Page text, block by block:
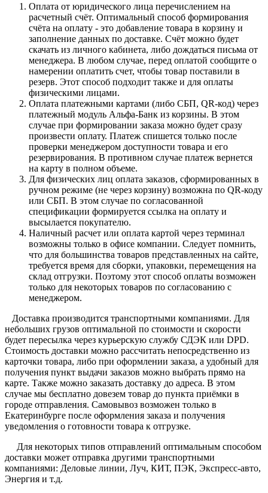
Оплата от юридического лица перечислением на
расчетный счёт. Оптимальный способ формирования
счёта на оплату - это добавление товара в корзину и
заполнение данных по доставке. Счёт можно будет
скачать из личного кабинета, либо дождаться письма от
менеджера. В любом случае, перед оплатой сообщите о
намерении оплатить счет, чтобы товар поставили в
резерв. Этот способ подходит также и для оплаты
физическими лицами.
Оплата платежными картами (либо СБП, QR-код) через
платежный модуль Альфа-Банк из корзины. В этом
случае при формировании заказа можно будет сразу
произвести оплату. Платеж спишется только после
проверки менеджером доступности товара и его
резервирования. В противном случае платеж вернется
на карту в полном объеме.
Для физических лиц оплата заказов, сформированных в
ручном режиме (не через корзину) возможна по QR-коду
или СБП. В этом случае по согласованной
спецификации формируется ссылка на оплату и
высылается покупателю.
Наличный расчет или оплата картой через терминал
возможны только в офисе компании. Следует помнить,
что для большинства товаров представленных на сайте,
требуется время для сборки, упаковки, перемещения на
склад отгрузки. Поэтому этот способ оплаты возможен
только для некоторых товаров по согласованию с
менеджером.
Доставка производится транспортными компаниями. Для
небольших грузов оптимальной по стоимости и скорости
будет пересылка через курьерскую службу СДЭК или DPD.
Стоимость доставки можно рассчитать непосредственно из
карточки товара, либо при оформлении заказа, а удобный для
получения пункт выдачи заказов можно выбрать прямо на
карте. Также можно заказать доставку до адреса. В этом
случае мы бесплатно довезем товар до пункта приёмки в
городе отправления. Самовывоз возможен только в
Екатеринбурге после оформления заказа и получения
уведомления о готовности товара к отгрузке.
Для некоторых типов отправлений оптимальным способом
доставки может отправка другими транспортными
компаниями: Деловые линии, Луч, КИТ, ПЭК, Экспресс-авто,
Энергия и т.д.